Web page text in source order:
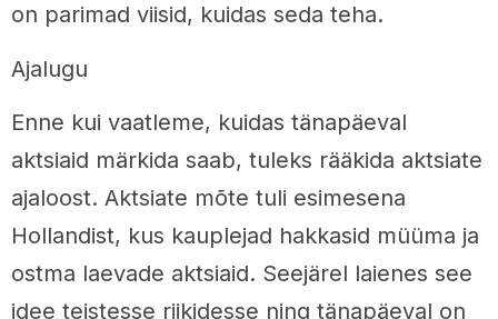
on parimad viisid, kuidas seda teha.
Ajalugu
Enne kui vaatleme, kuidas tänapäeval
aktsiaid märkida saab, tuleks rääkida aktsiate
ajaloost. Aktsiate mõte tuli esimesena
Hollandist, kus kauplejad hakkasid müüma ja
ostma laevade aktsiaid. Seejärel laienes see
idee teistesse riikidesse ning tänapäeval on